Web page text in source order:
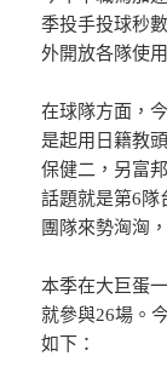
季投手投球秒
外開放各隊使
在球隊方面，
是起用日籍教
保健二，另富
話題就是第6隊
團隊來勢洶洶
本季在大巨蛋
就參與26場。
如下：